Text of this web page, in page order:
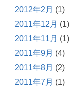
2012年2月 (1)
2011年12月 (1)
2011年11月 (1)
2011年9月 (4)
2011年8月 (2)
2011年7月 (1)